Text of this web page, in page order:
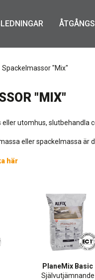
Spackelmassor "Mix"
"MIX"
eller utomhus,
eller spackelmassa är
här
PlaneMix Basic
Självutjämnande